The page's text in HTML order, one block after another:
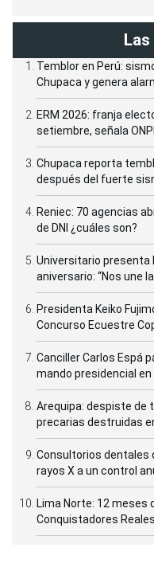
Temblor en Perú:
Chupaca y genera
ERM 2026: franja
setiembre, señala
Chupaca reporta
después del fuerte
Reniec: 70 agencias
de DNI ¿cuáles son?
Universitario presenta
aniversario: “Nos une
Presidenta Keiko
Concurso Ecuestre
Canciller Carlos Espá
mando presidencial en
Arequipa: despiste de
precarias destruidas
Consultorios dentales
rayos X a un control
Lima Norte: 12 meses
Conquistadores